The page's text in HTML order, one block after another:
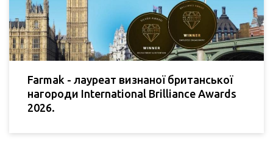
Farmak - лауреат визнаної британської
нагороди International Brilliance Awards
2026.